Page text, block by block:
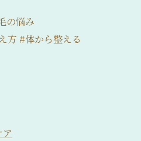
の悩み
方 #体から整える